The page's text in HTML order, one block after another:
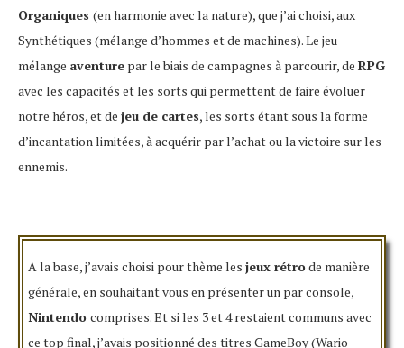
Organiques (en harmonie avec la nature), que j’ai choisi, aux
Synthétiques (mélange d’hommes et de machines). Le jeu
mélange aventure par le biais de campagnes à parcourir, de RPG
avec les capacités et les sorts qui permettent de faire évoluer
notre héros, et de jeu de cartes, les sorts étant sous la forme
d’incantation limitées, à acquérir par l’achat ou la victoire sur les
ennemis.
A la base, j’avais choisi pour thème les jeux rétrode manière
générale, en souhaitant vous en présenter un par console,
Nintendo comprises. Et si les 3 et 4 restaient communs avec
ce top final, j’avais positionné des titres GameBoy (Wario